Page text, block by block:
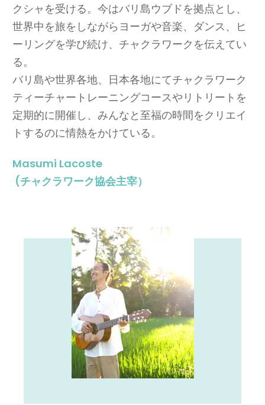
クシャを受ける。今はバリ島ウブドを拠点とし、
世界中を旅をしながらヨーガや音楽、ダンス、ヒ
ーリングを学び続け、チャクラワークを伝えてい
る。
バリ島や世界各地、日本各地にてチャクラワーク
ティーチャートレーニングコースやリトリートを
定期的に開催し、みんなと至福の時間をクリエイ
トするのに情熱をかけている。
Masumi Lacoste
(チャクラワーク協会主宰）